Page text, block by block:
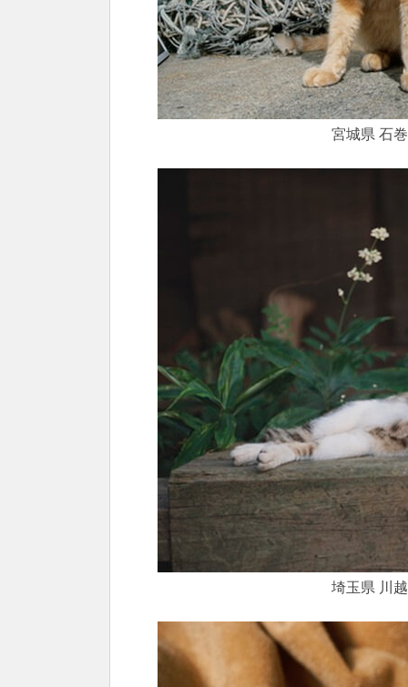
宮城県 石
埼玉県 川